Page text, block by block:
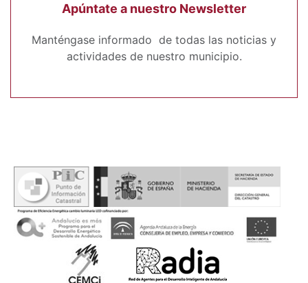
Apúntate a nuestro Newsletter
Manténgase informado de todas las noticias y
actividades de nuestro municipio.